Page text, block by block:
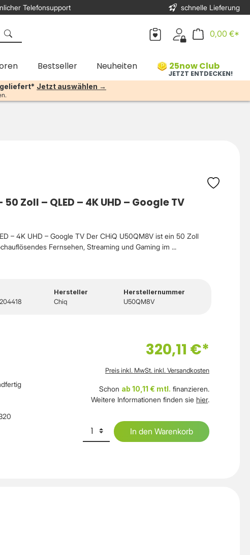
Telefonsupport schnelle Lieferung
0,00 €*
Bestseller Neuheiten 25now Club
JETZT ENTDECKEN!
Jetzt auswählen →
Zoll – QLED – 4K UHD – Google TV
– 4K UHD – Google TV Der CHiQ U50QM8V ist ein 50 Zoll
Fernsehen, Streaming und Gaming im ...
Hersteller
Chiq
Herstellernummer
U50QM8V
320,11 €*
Preis inkl. MwSt. inkl. Versandkosten
Schon ab 10,11 € mtl. finanzieren.
Weitere Informationen finden sie hier.
In den Warenkorb